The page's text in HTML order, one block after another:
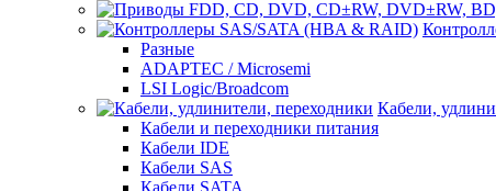
Разные
ADAPTEC / Microsemi
LSI Logic/Broadcom
Кабели,
Кабели и переходники питания
Кабели IDE
Кабели SAS
Кабели SATA